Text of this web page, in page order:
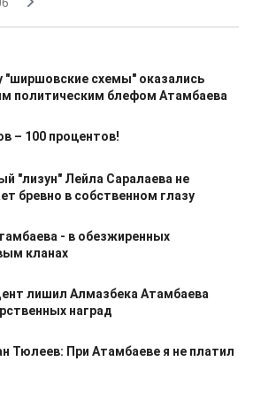
"ширшовские схемы" оказались
политическим блефом Атамбаева
– 100 процентов!
"лизун" Лейла Саралаева не
бревно в собственном глазу
- в обезжиренных
кланах
лишил Алмазбека Атамбаева
наград
Тюлеев: При Атамбаеве я не платил